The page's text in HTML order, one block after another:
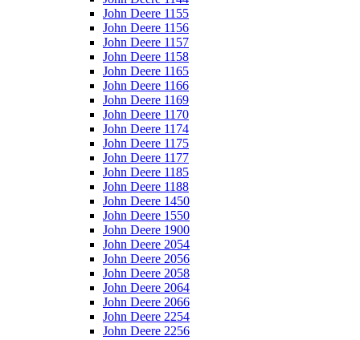
John Deere 1155
John Deere 1156
John Deere 1157
John Deere 1158
John Deere 1165
John Deere 1166
John Deere 1169
John Deere 1170
John Deere 1174
John Deere 1175
John Deere 1177
John Deere 1185
John Deere 1188
John Deere 1450
John Deere 1550
John Deere 1900
John Deere 2054
John Deere 2056
John Deere 2058
John Deere 2064
John Deere 2066
John Deere 2254
John Deere 2256